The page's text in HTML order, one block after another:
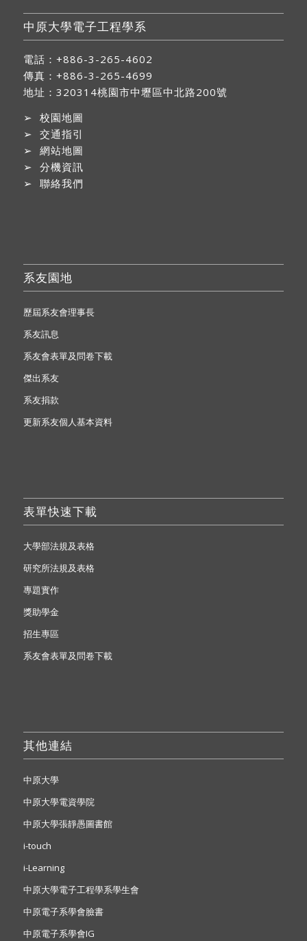
中原大學電子工程學系
電話：+886-3-265-4602
傳真：+886-3-265-4699
地址： 320314桃園市中壢區中北路200號
➢ 校園地圖
➢ 交通指引
➢ 網站地圖
➢ 分機資訊
➢ 聯絡我們
系友園地
歷屆系友會理事長
系友訊息
系友會表單及問卷下載
傑出系友
系友捐款
更新系友個人基本資料
表單快速下載
大學部法規及表格
研究所法規及表格
專題實作
獎助學金
招生專區
系友會表單及問卷下載
其他連結
中原大學
中原大學電資學院
中原大學張靜愚圖書館
i-touch
i-Learning
中原大學電子工程學系學生會
中原電子系學會臉書
中原電子系學會IG